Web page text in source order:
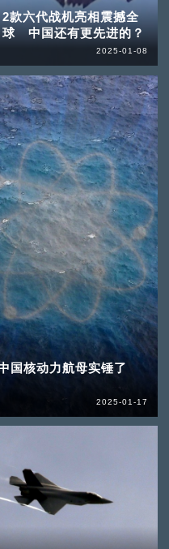
国核动力航母实锤了
2025-01-17
2款六代战机亮相震撼全
球 中国还有更先进的？
2025-01-08